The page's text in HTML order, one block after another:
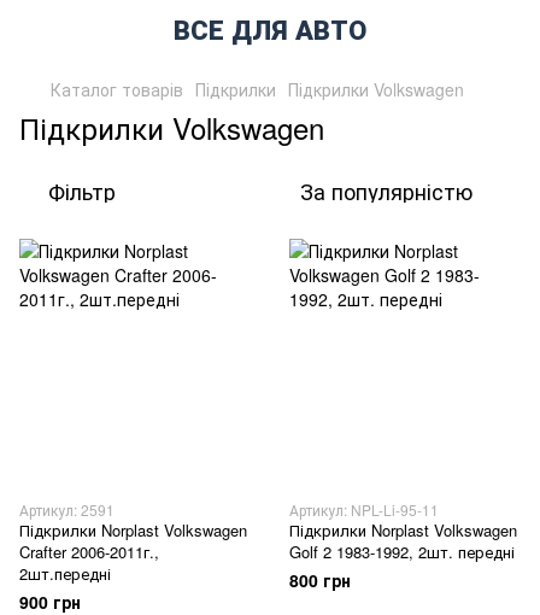
ВСЕ ДЛЯ АВТО
Каталог товарів Підкрилки Підкрилки Volkswagen
Підкрилки Volkswagen
Фільтр За популярністю
Артикул: 2591
Підкрилки Norplast Volkswagen
Crafter 2006-2011г.,
2шт.передні
900 грн
Артикул: NPL-Li-95-11
Підкрилки Norplast Volkswagen
Golf 2 1983-1992, 2шт. передні
800 грн